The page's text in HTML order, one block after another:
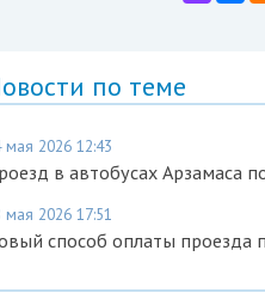
по теме
мая 2026 12:43
в автобусах Арзамаса
мая 2026 17:51
способ оплаты проезда